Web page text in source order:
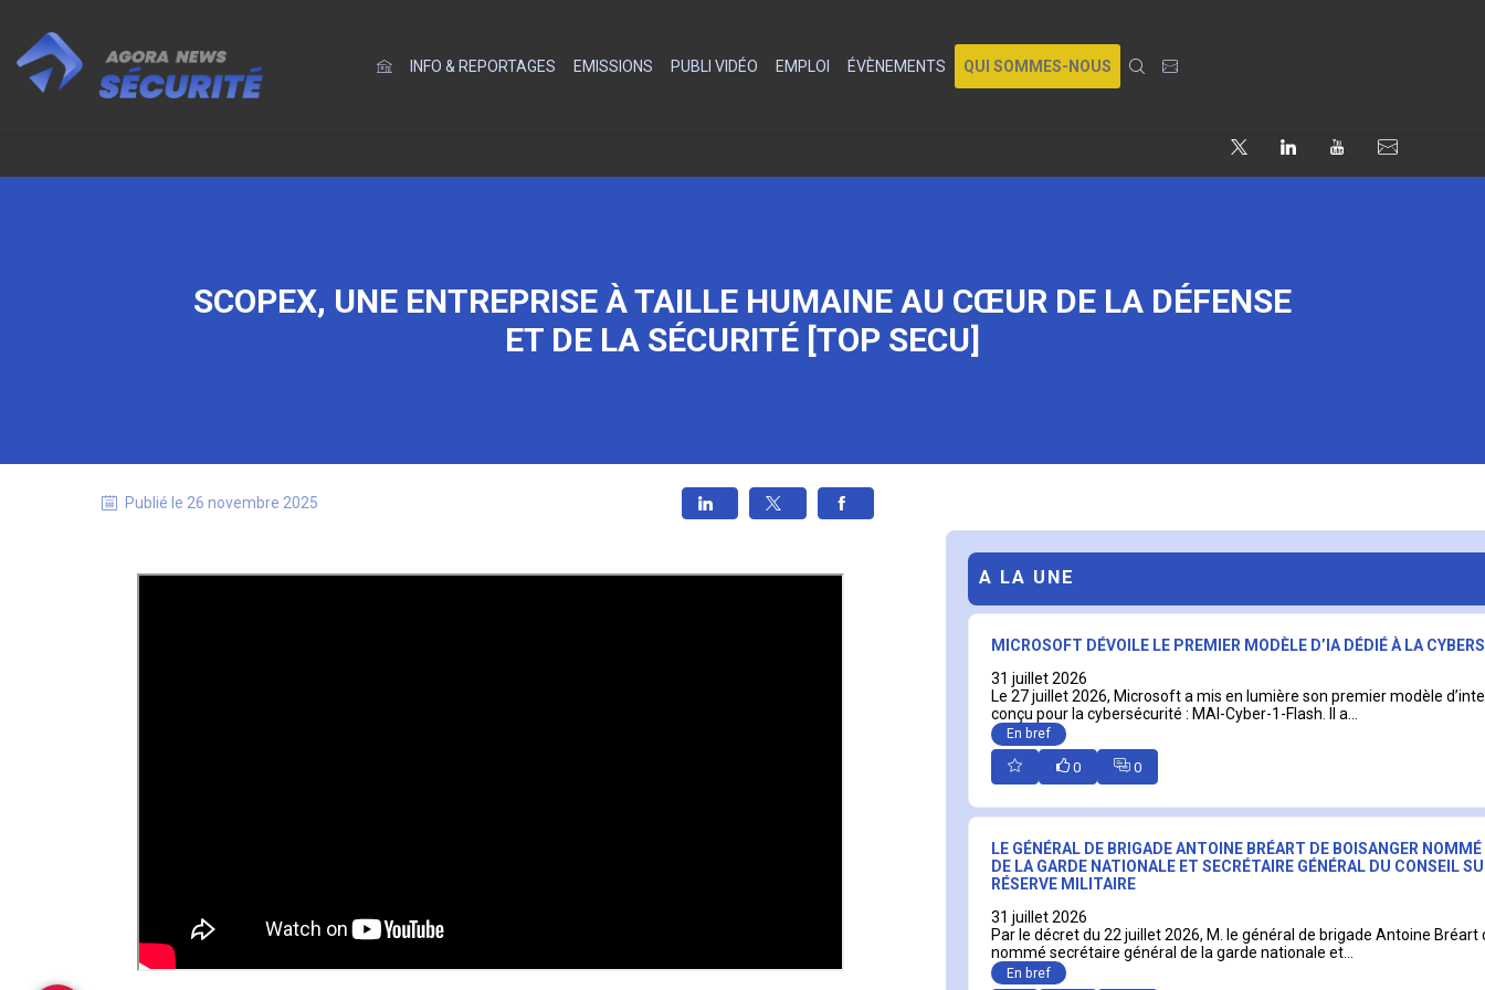
INFO & REPORTAGES EMISSIONS PUBLI VIDÉO EMPLOI ÉVÈNEMENTS QUI SOMMES-NOUS
SCOPEX, UNE ENTREPRISE À TAILLE HUMAINE AU CŒUR DE LA DÉFENSE
ET DE LA SÉCURITÉ [TOP SECU]
Publié le 26 novembre 2025
A LA UNE
MICROSOFT DÉVOILE LE PREMIER MODÈLE D’IA DÉDIÉ À LA
31 juillet 2026
Le 27 juillet 2026, Microsoft a mis en lumière son premier modèle
conçu pour la cybersécurité : MAI-Cyber-1-Flash. Il a...
En bref
0 0
LE GÉNÉRAL DE BRIGADE ANTOINE BRÉART DE BOISANGER
DE LA GARDE NATIONALE ET SECRÉTAIRE GÉNÉRAL DU CONSEIL
RÉSERVE MILITAIRE
31 juillet 2026
Par le décret du 22 juillet 2026, M. le général de brigade Antoine Bréart
nommé secrétaire général de la garde nationale et...
En bref